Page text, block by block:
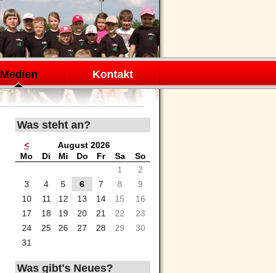
Medien Kontakt
Was steht an?
<
August 2026
Mo ntag
Di enstag
Mi ttwoch
Donnerstag
Freitag
Samstag
Sonntag
1
2
3
4 5 6 7 8
9
10
11 12 13 14 15
16
17
18 19 20 21 22
23
24
25 26 27 28 29
30
31
Was gibt's Neues?